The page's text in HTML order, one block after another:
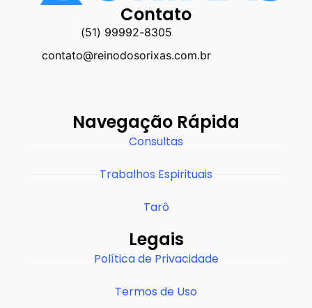
Contato
(51) 99992-8305
contato@reinodosorixas.com.br
Navegação Rápida
Consultas
Trabalhos Espirituais
Tarô
Legais
Política de Privacidade
Termos de Uso